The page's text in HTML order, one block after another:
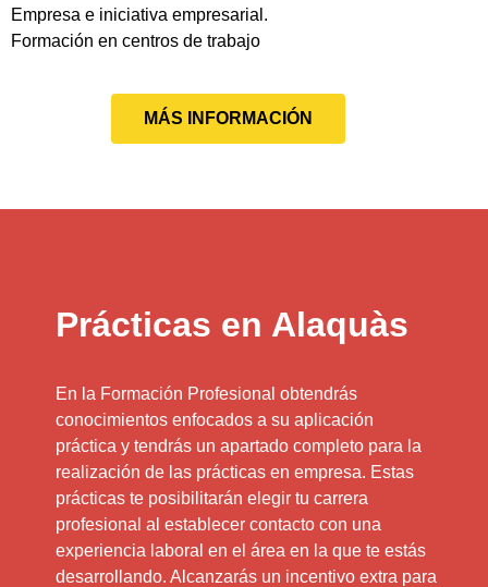
Empresa e iniciativa empresarial.
Formación en centros de trabajo
MÁS INFORMACIÓN
Prácticas en Alaquàs
En la Formación Profesional obtendrás
conocimientos enfocados a su aplicación
práctica y tendrás un apartado completo para la
realización de las prácticas en empresa. Estas
prácticas te posibilitarán elegir tu carrera
profesional al establecer contacto con una
experiencia laboral en el área en la que te estás
desarrollando. Alcanzarás un incentivo extra para